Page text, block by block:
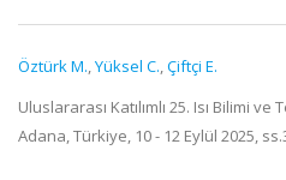
Öztürk M.,Yüksel C.,Çiftçi E.
Uluslararası Katılımlı 25. Isı Bilimi
Adana, Türkiye, 10 - 12 Eylül 2025,